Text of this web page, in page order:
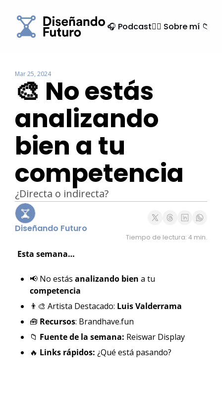
🎧 Podcast🙍‍♂️ Sobre mí 📁
Mar 25, 2024
🎨 No estás
analizando
bien a tu
competencia
¿Directa o indirecta?
Diseñando Futuro
Tiempo de lectura: 4 min.
Esta semana…
📢 No estás analizando bien
competencia
👨‍🎨 Artista Destacado: Luis Valderrama
🧰 Recursos: Brandhave.fun
📁 Fuente de la semana: Reiswar Display
🔥 Links rápidos: ¿Qué está pasando?